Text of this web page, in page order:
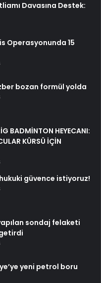
Davasına Destek:
Operasyonunda 15
bozan formül yolda
BADMİNTON HEYECANI:
KÜRSÜ İÇİN
güvence istiyoruz!
sondaj felaketi
yeni petrol boru